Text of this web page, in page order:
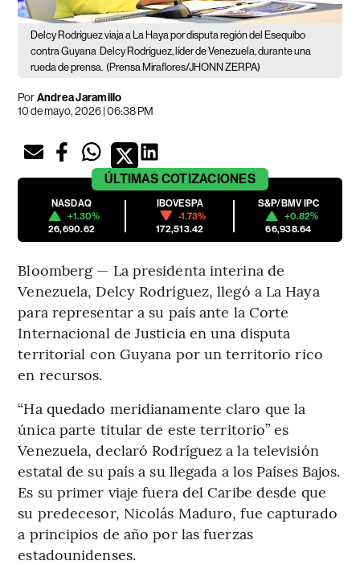
Delcy Rodríguez viaja a La Haya por disputa región del Esequibo
contra Guyana Delcy Rodríguez, líder de Venezuela, durante una
rueda de prensa. (Prensa Miraflores/JHONN ZERPA)
PorAndrea Jaramillo
10 de mayo, 2026 | 06:38 PM
ÚLTIMAS COTIZACIONES
NASDAQ
+1.30%
26,690.62
IBOVESPA
-1.73%
172,513.42
S&P/BMV IPC
+0.82%
66,938.64
Bloomberg — La presidenta interina de
Venezuela, Delcy Rodríguez, llegó a La Haya
para representar a su país ante la Corte
Internacional de Justicia en una disputa
territorial con Guyana por un territorio rico
en recursos.
“Ha quedado meridianamente claro que la
única parte titular de este territorio” es
Venezuela, declaró Rodríguez a la televisión
estatal de su país a su llegada a los Países Bajos.
Es su primer viaje fuera del Caribe desde que
su predecesor, Nicolás Maduro, fue capturado
a principios de año por las fuerzas
estadounidenses.